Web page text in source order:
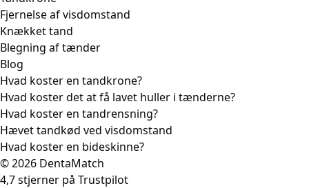
Fjernelse af visdomstand
Knækket tand
Blegning af tænder
Blog
Hvad koster en tandkrone?
Hvad koster det at få lavet huller i tænderne?
Hvad koster en tandrensning?
Hævet tandkød ved visdomstand
Hvad koster en bideskinne?
© 2026 DentaMatch
4,7 stjerner på Trustpilot